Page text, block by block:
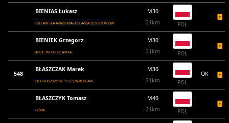
BIENIAS Łukasz
BIELAWSKA AKADEMIA BIEGANIA DZIERŻONIÓW
M30
21km
POL
BIENIEK Grzegorz
APEX. INFO LUBAWKA
M30
21km
POL
548
BŁASZCZAK Marek
DOCHODZIMY W 1:59 :) WROCŁAW
M30
21km
POL
OK
BŁASZCZYK Tomasz
GÓRA
M40
21km
POL